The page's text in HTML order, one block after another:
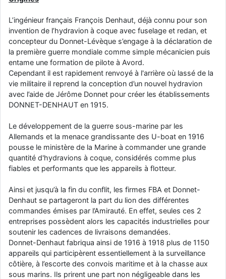
d9pouces: mais tu peux tenter l'un des rares lycées militaires
comme le Prytanée dans la Sarthe, ça ne peut pas faire de mal !
d9pouces: C'est plutôt après le lycée, voire après une prépa
scientifique, tu as donc encore un peu de temps devant toi
yaellerigolow : bonjour a tous je suis un élève de première
passionnée par l'aviation militaire , pourrais je savoir que faire après
le lycée pour s'orienter et pouvoir devenir officier de l'armée de l'air?
mahmoud: bonsoir, très instructif ce site .mais nous aimerions avoir
les photo des anciens appareils de l'armée de l'air de la haute -volta
d9pouces : Ça me casse quand même bien les pieds, j’avoue
jericho: Pour moi tout est à nouveau OK dirait-on… Merci à toi.
d9pouces: En espérant n’avoir coupé les accessoires de personne
au passage !
d9pouces: j'ai trouvé un palliatif un peu violent, mais ça devrait aller
un peu mieux
d9pouces
: cette fois, c'est le Brésil et Singapour qui mettent le site
par terre
jericho: Ah ben je peux te confirmer que j'étais resté dans le filtre…
L’ingénieur français François Denhaut, déjà connu pour son
invention de l’hydravion à coque avec fuselage et redan, et
concepteur du Donnet-Lévèque s’engage à la déclaration de
la première guerre mondiale comme simple mécanicien puis
entame une formation de pilote à Avord.
Cependant il est rapidement renvoyé à l'arrière où lassé de la
vie militaire il reprend la conception d’un nouvel hydravion
avec l’aide de Jérôme Donnet pour créer les établissements
DONNET-DENHAUT en 1915.
Le développement de la guerre sous-marine par les
Allemands et la menace grandissante des U-boat en 1916
pousse le ministère de la Marine à commander une grande
quantité d'hydravions à coque, considérés comme plus
fiables et performants que les appareils à flotteur.
Ainsi et jusqu’à la fin du conflit, les firmes FBA et Donnet-
Denhaut se partageront la part du lion des différentes
commandes émises par l’Amirauté. En effet, seules ces 2
entreprises possèdent alors les capacités industrielles pour
soutenir les cadences de livraisons demandées.
Donnet-Denhaut fabriqua ainsi de 1916 à 1918 plus de 1150
appareils qui participèrent essentiellement à la surveillance
côtière, à l’escorte des convois maritime et à la chasse aux
sous marins. Ils prirent une part non négligeable dans les